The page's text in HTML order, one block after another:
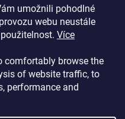
umožnili pohodlné
webu neustále
Více
comfortably browse the
of website traffic, to
performance and
and conditions
údajů / Privacy policy